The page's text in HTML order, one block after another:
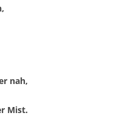
nah,
Mist.